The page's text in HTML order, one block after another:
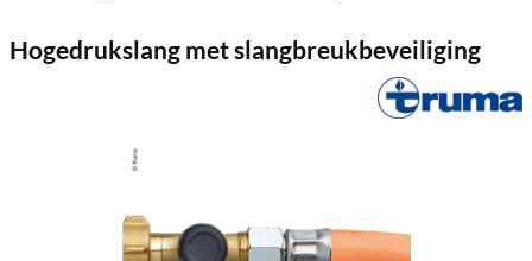
Hogedrukslang met slangbreukbeveiliging